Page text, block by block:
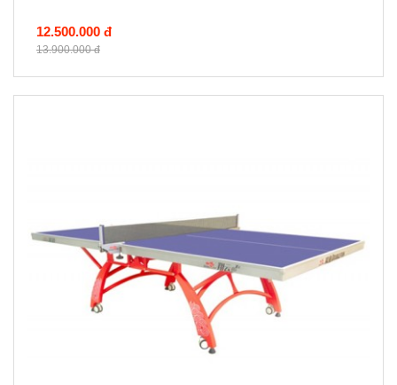
12.500.000 đ
13.900.000 đ